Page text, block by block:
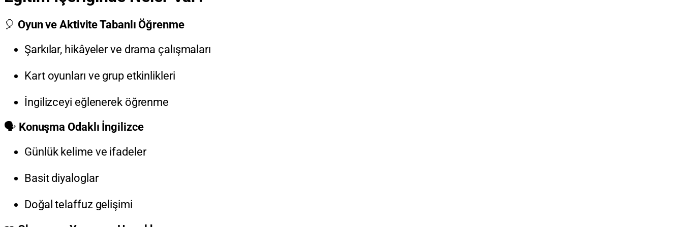
🎈 Oyun ve Aktivite Tabanlı Öğrenme
Şarkılar, hikâyeler ve drama çalışmaları
Kart oyunları ve grup etkinlikleri
İngilizceyi eğlenerek öğrenme
🗣️ Konuşma Odaklı İngilizce
Günlük kelime ve ifadeler
Basit diyaloglar
Doğal telaffuz gelişimi